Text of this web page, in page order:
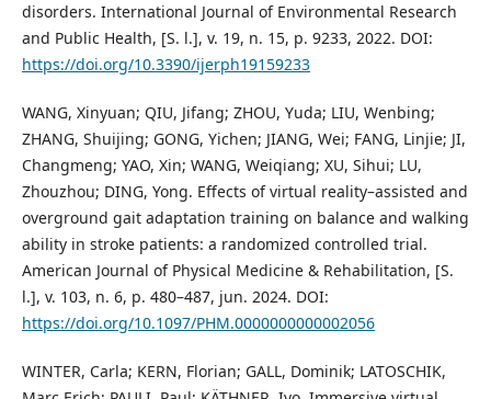
disorders. International Journal of Environmental Research
and Public Health, [S. l.], v. 19, n. 15, p. 9233, 2022. DOI:
https://doi.org/10.3390/ijerph19159233
WANG, Xinyuan; QIU, Jifang; ZHOU, Yuda; LIU, Wenbing;
ZHANG, Shuijing; GONG, Yichen; JIANG, Wei; FANG, Linjie; JI,
Changmeng; YAO, Xin; WANG, Weiqiang; XU, Sihui; LU,
Zhouzhou; DING, Yong. Effects of virtual reality–assisted and
overground gait adaptation training on balance and walking
ability in stroke patients: a randomized controlled trial.
American Journal of Physical Medicine & Rehabilitation, [S.
l.], v. 103, n. 6, p. 480–487, jun. 2024. DOI:
https://doi.org/10.1097/PHM.0000000000002056
WINTER, Carla; KERN, Florian; GALL, Dominik; LATOSCHIK,